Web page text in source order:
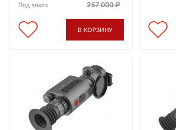
Под заказ 257 000
В КОРЗИНУ